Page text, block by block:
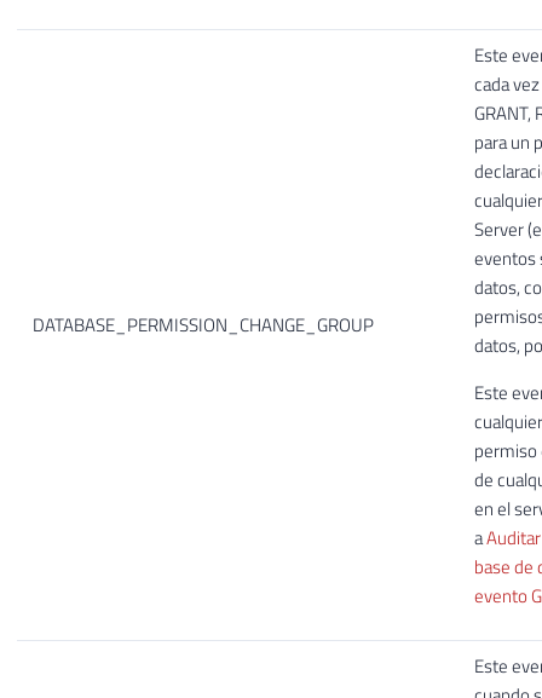
DATABASE_PERMISSION_CHANGE_GROUP
Este
cada
GRANT,
para un
Server
eventos
datos,
datos,
Este
permiso
de
en el
a
base de
evento
Este